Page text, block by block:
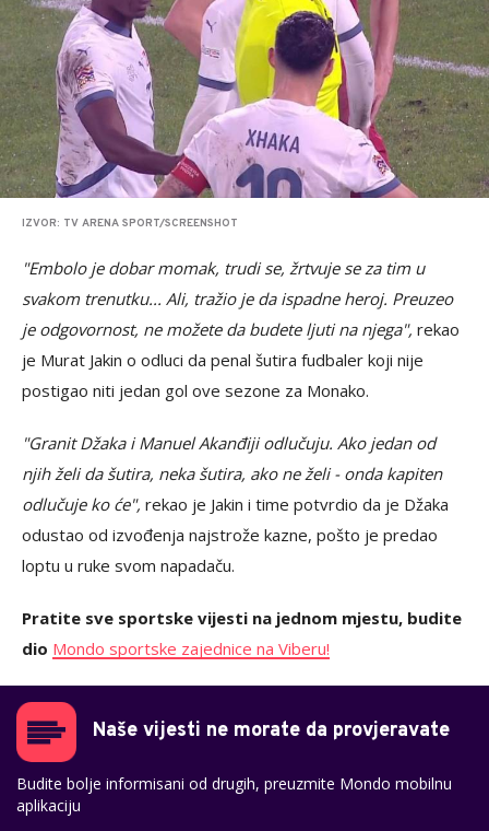
IZVOR: TV ARENA SPORT/SCREENSHOT
"Embolo je dobar momak, trudi se, žrtvuje se za tim u
svakom trenutku... Ali, tražio je da ispadne heroj. Preuzeo
je odgovornost, ne možete da budete ljuti na njega", rekao
je Murat Jakin o odluci da penal šutira fudbaler koji nije
postigao niti jedan gol ove sezone za Monako.
"Granit Džaka i Manuel Akanđiji odlučuju. Ako jedan od
njih želi da šutira, neka šutira, ako ne želi - onda kapiten
odlučuje ko će", rekao je Jakin i time potvrdio da je Džaka
odustao od izvođenja najstrože kazne, pošto je predao
loptu u ruke svom napadaču.
Pratite sve sportske vijesti na jednom mjestu, budite
dio Mondo sportske zajednice na Viberu!
Naše vijesti ne morate da provjeravate
Budite bolje informisani od drugih, preuzmite Mondo mobilnu
aplikaciju